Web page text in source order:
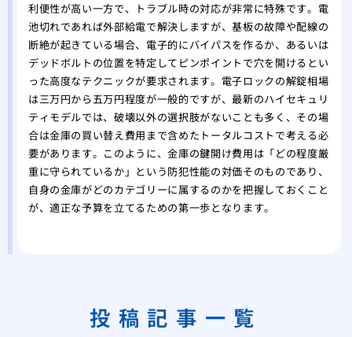
利便性が高い一方で、トラブル時の対応が非常に特殊です。電
池切れであれば外部給電で解決しますが、基板の故障や配線の
断絶が起きている場合、電子的にバイパスを作るか、あるいは
デッドボルトの位置を特定してピンポイントで穴を開けるとい
った高度なテクニックが要求されます。電子ロックの解錠相場
は三万円から五万円程度が一般的ですが、最新のハイセキュリ
ティモデルでは、破壊以外の選択肢がないことも多く、その場
合は金庫の買い替え費用まで含めたトータルコストで考える必
要があります。このように、金庫の鍵開け費用は「どの程度厳
重に守られているか」という防犯性能の対価そのものであり、
自身の金庫がどのカテゴリーに属するのかを把握しておくこと
が、適正な予算を立てるための第一歩となります。
投稿記事一覧